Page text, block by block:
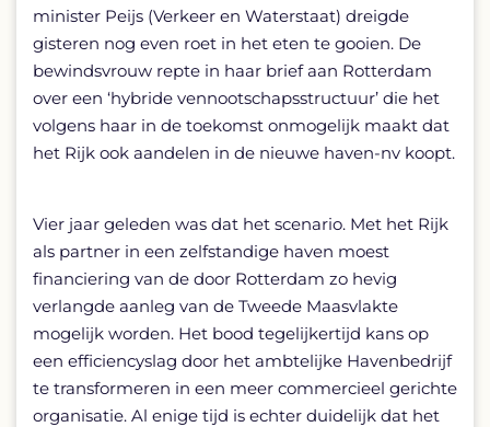
minister Peijs (Verkeer en Waterstaat) dreigde
gisteren nog even roet in het eten te gooien. De
bewindsvrouw repte in haar brief aan Rotterdam
over een ‘hybride vennootschapsstructuur’ die het
volgens haar in de toekomst onmogelijk maakt dat
het Rijk ook aandelen in de nieuwe haven-nv koopt.
Vier jaar geleden was dat het scenario. Met het Rijk
als partner in een zelfstandige haven moest
financiering van de door Rotterdam zo hevig
verlangde aanleg van de Tweede Maasvlakte
mogelijk worden. Het bood tegelijkertijd kans op
een efficiencyslag door het ambtelijke Havenbedrijf
te transformeren in een meer commercieel gerichte
organisatie. Al enige tijd is echter duidelijk dat het